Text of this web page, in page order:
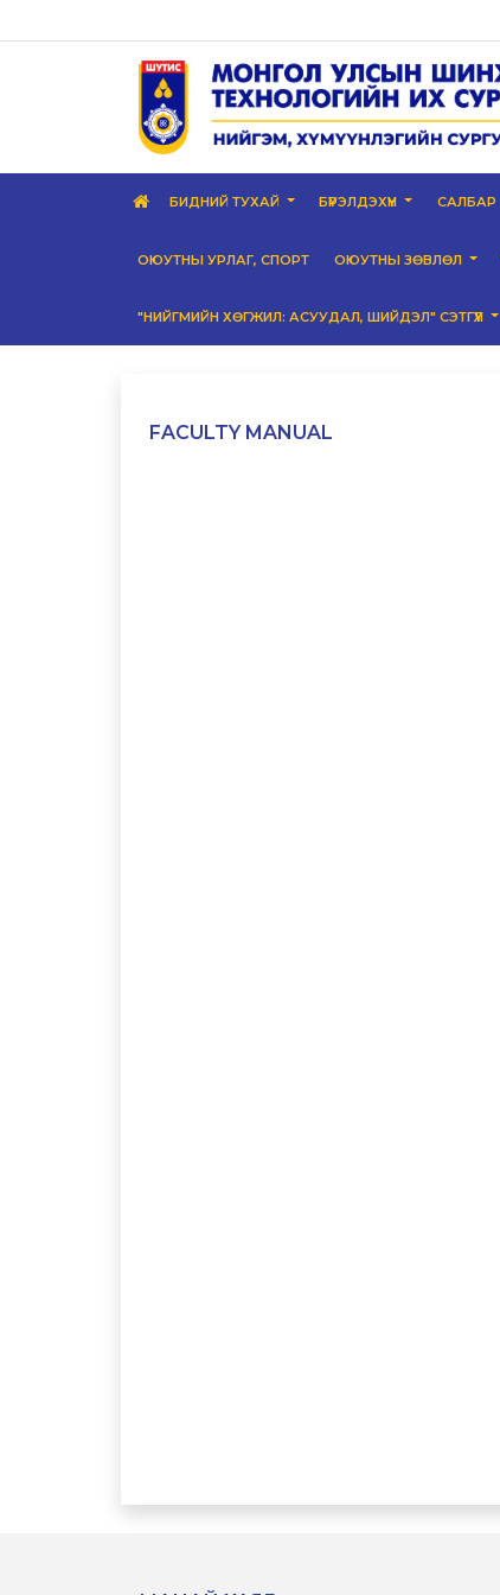
БИДНИЙ ТУХАЙ БҮРЭЛДЭХҮҮН САЛБАР
ОЮУТНЫ УРЛАГ, СПОРТ ОЮУТНЫ ЗӨВЛӨЛ
"НИЙГМИЙН ХӨГЖИЛ: АСУУДАЛ, ШИЙДЭЛ" СЭТГҮҮЛ
FACULTY MANUAL